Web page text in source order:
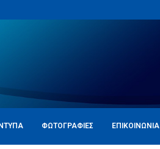
ΦΩΤΟΓΡΑΦΊΕΣ ΕΠΙΚΟΙΝΩΝΊΑ